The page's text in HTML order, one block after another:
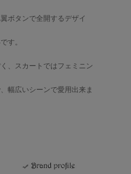
ボタンで全開するデザイ
す。
、スカートではフェミニン
幅広いシーンで愛用出来ま